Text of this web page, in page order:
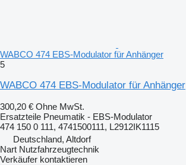
WABCO 474 EBS-Modulator für Anhänger
5
WABCO 474 EBS-Modulator für Anhänger
300,20 € Ohne MwSt.
Ersatzteile Pneumatik - EBS-Modulator
474 150 0 111, 4741500111, L2912IK1115
Deutschland, Altdorf
Nart Nutzfahrzeugtechnik
Verkäufer kontaktieren